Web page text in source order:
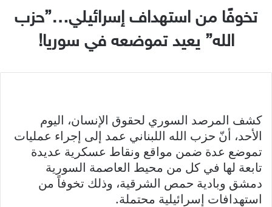
تخوفًا من استهداف إسرائيلي…”حزب
الله” يعيد تموضعه في سوريا!
كشف المرصد السوري لحقوق الإنسان، اليوم
الأحد، أنّ حزب الله اللبناني عمد إلى إجراء عمليات
تموضع عدة ضمن مواقع ونقاط عسكرية عديدة
تابعة لها في كل من محيط العاصمة السورية
دمشق وبادية حمص الشرقية، وذلك تخوفاً من
استهدافات إسرائيلية محتملة.